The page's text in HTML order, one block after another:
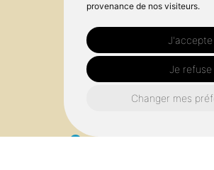
provenance de nos visiteurs.
J'accepte
Je refuse
Changer mes
Qualité artisanale